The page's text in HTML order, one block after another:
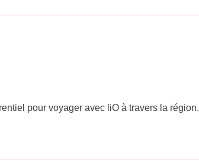
pour voyager avec liO à travers la région.